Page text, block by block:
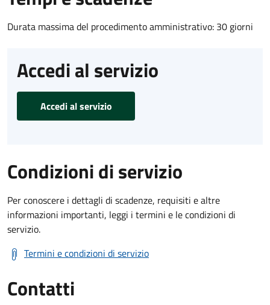
Durata massima del procedimento amministrativo: 30 giorni
Accedi al servizio
Accedi al servizio
Condizioni di servizio
Per conoscere i dettagli di scadenze, requisiti e altre
informazioni importanti, leggi i termini e le condizioni di
servizio.
Termini e condizioni di servizio
Contatti